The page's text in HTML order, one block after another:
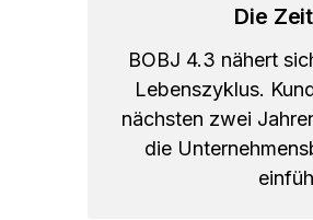
Die
BOBJ 4.3 nähert
Lebenszyklus.
nächsten zwei
die